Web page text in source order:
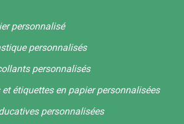
personnalisé
personnalisés
personnalisés
étiquettes en papier personnalisées
personnalisées